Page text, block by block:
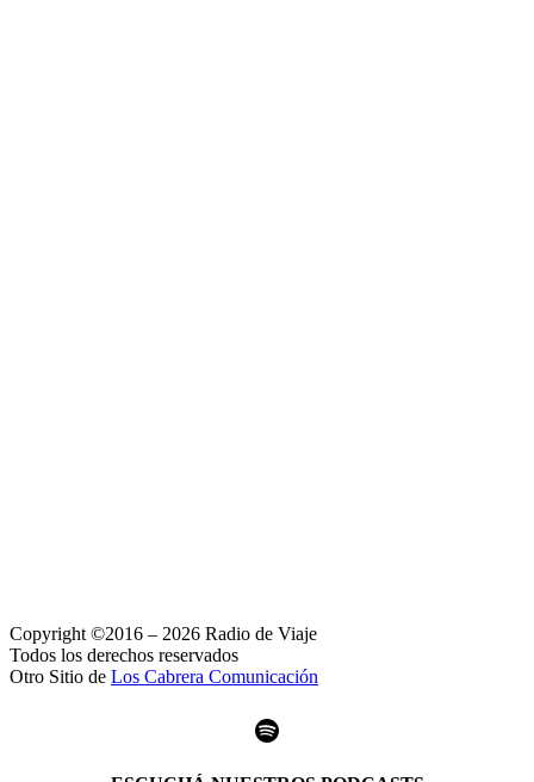
Copyright ©2016 – 2026 Radio de Viaje
Todos los derechos reservados
Otro Sitio de Los Cabrera Comunicación
Spotify